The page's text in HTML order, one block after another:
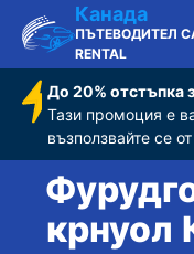
Канада
ПЪТЕВОДИТЕЛ
RENTAL
До 20% отстъпка
Тази промоция е
възползвайте се
крнуол